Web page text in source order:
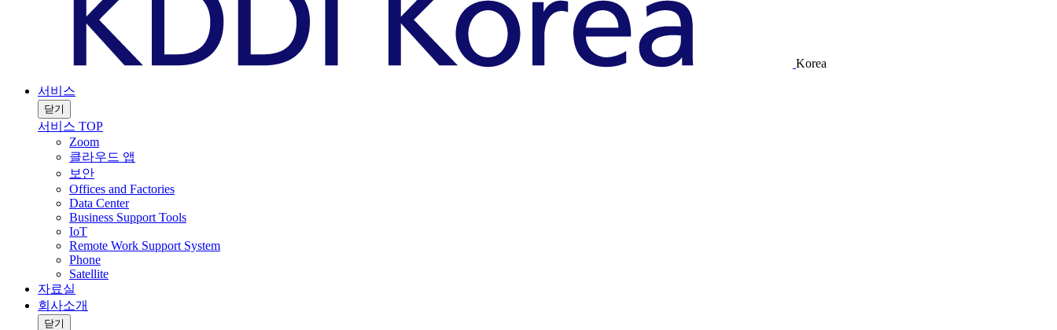
Korea
서비스
닫기
서비스 TOP
Zoom
클라우드 앱
보안
Offices and Factories
Data Center
Business Support Tools
IoT
Remote Work Support System
Phone
Satellite
자료실
회사소개
닫기